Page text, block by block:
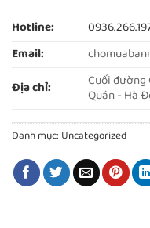
Hotline:
Email:
Địa chỉ:
Cuối đường
Quán - Hà
Danh mục: Uncategorized